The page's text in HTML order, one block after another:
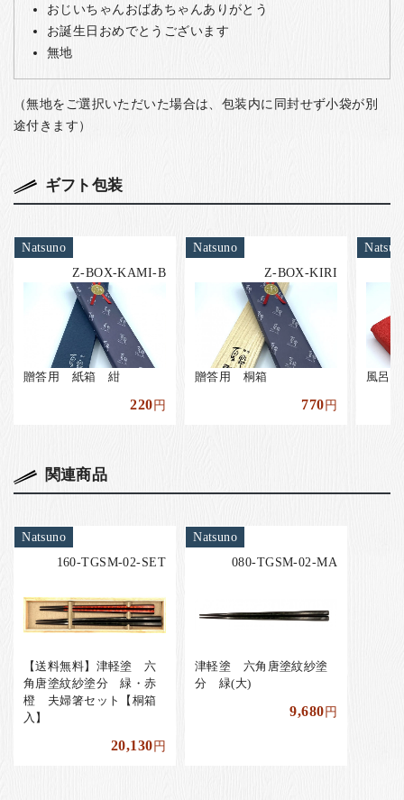
おじいちゃんおばあちゃんありがとう
お誕生日おめでとうございます
無地
（無地をご選択いただいた場合は、包装内に同封せず小袋が別
途付きます）
ギフト包装
Natsuno
Z-BOX-KAMI-B
贈答用 紙箱 紺
220円
Natsuno
Z-BOX-KIRI
贈答用 桐箱
770円
風呂
関連商品
Natsuno
160-TGSM-02-SET
【送料無料】津軽塗 六
角唐塗紋紗塗分 緑・赤
橙 夫婦箸セット【桐箱
入】
20,130円
Natsuno
080-TGSM-02-MA
津軽塗 六角唐塗紋紗塗
分 緑(大)
9,680円